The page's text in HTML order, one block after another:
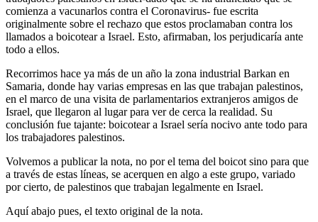
comienza a vacunarlos contra el Coronavirus- fue escrita
originalmente sobre el rechazo que estos proclamaban contra los
llamados a boicotear a Israel. Esto, afirmaban, los perjudicaría ante
todo a ellos.
Recorrimos hace ya más de un año la zona industrial Barkan en
Samaria, donde hay varias empresas en las que trabajan palestinos,
en el marco de una visita de parlamentarios extranjeros amigos de
Israel, que llegaron al lugar para ver de cerca la realidad. Su
conclusión fue tajante: boicotear a Israel sería nocivo ante todo para
los trabajadores palestinos.
Volvemos a publicar la nota, no por el tema del boicot sino para que
a través de estas líneas, se acerquen en algo a este grupo, variado
por cierto, de palestinos que trabajan legalmente en Israel.
Aquí abajo pues, el texto original de la nota.